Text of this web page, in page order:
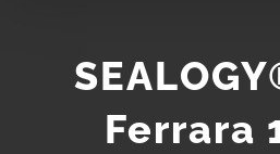
Ferrara